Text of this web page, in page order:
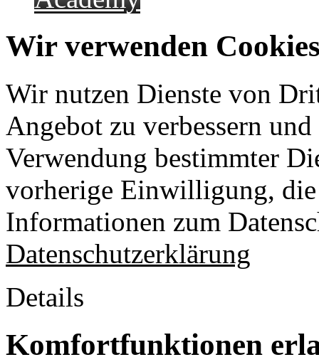
Wir verwenden
Wir nutzen Dienste von
Angebot zu verbessern
Verwendung bestimmter
vorherige Einwilligung,
Informationen zum
Datenschutzerklärung
Details
Komfortfunktionen